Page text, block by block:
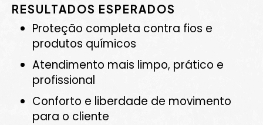
RESULTADOS ESPERADOS
Proteção completa contra fios e
produtos químicos
Atendimento mais limpo, prático e
profissional
Conforto e liberdade de movimento
para o cliente